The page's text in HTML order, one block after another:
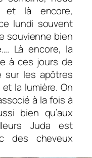
et là encore,
lundi souvent
souvienne bien
Là encore, la
à ces jours de
sur les apôtres
la lumière. On
à la fois à
bien qu’aux
Juda est
des cheveux